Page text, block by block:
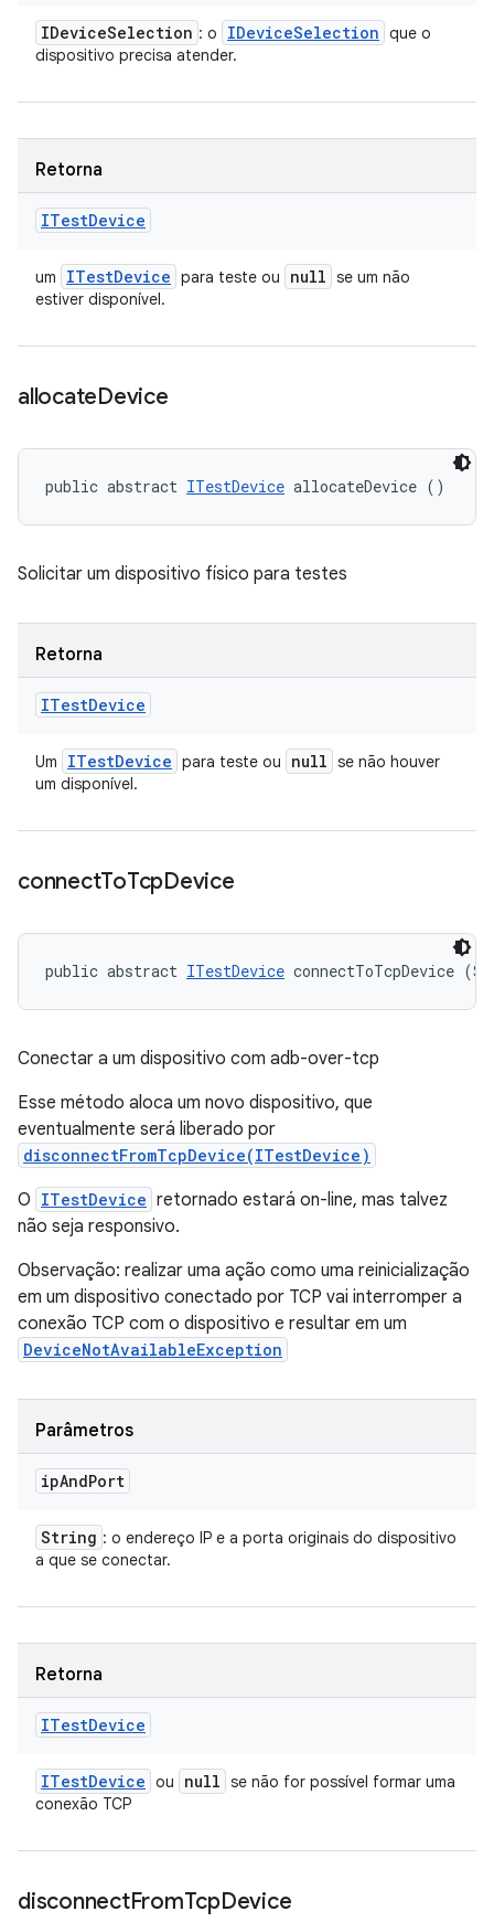
IDeviceSelection : o IDeviceSelection que o
dispositivo precisa atender.
Retorna
ITestDevice
um ITestDevice para teste ou null se um não
estiver disponível.
allocateDevice
public abstract ITestDevice allocateDevice ()
Solicitar um dispositivo físico para testes
Retorna
ITestDevice
Um ITestDevice para teste ou null se não houver
um disponível.
connectToTcpDevice
public abstract ITestDevice connectToTcpDevice
Conectar a um dispositivo com adb-over-tcp
Esse método aloca um novo dispositivo, que
eventualmente será liberado por
disconnectFromTcpDevice(ITestDevice)
O ITestDevice retornado estará on-line, mas talvez
não seja responsivo.
Observação: realizar uma ação como uma reinicialização
em um dispositivo conectado por TCP vai interromper a
conexão TCP com o dispositivo e resultar em um
DeviceNotAvailableException
Parâmetros
ipAndPort
String : o endereço IP e a porta originais do dispositivo
a que se conectar.
Retorna
ITestDevice
ITestDevice ou null se não for possível formar uma
conexão TCP
disconnectFromTcpDevice